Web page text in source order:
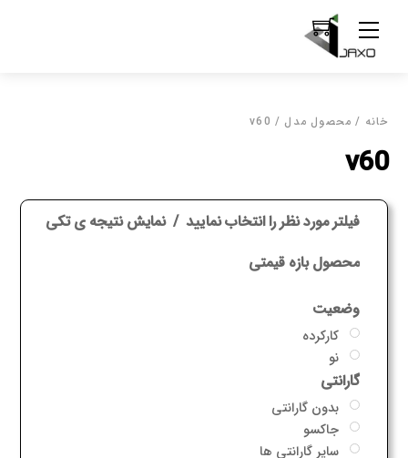
content
Menu
خانه / محصول مدل / v60
v60
فیلتر مورد نظر را انتخاب نمایید نمایش نتیجه ی تکی
محصول بازه قیمتی
وضعیت
کارکرده
نو
گارانتی
بدون گارانتی
جاکسو
سایر گارانتی ها